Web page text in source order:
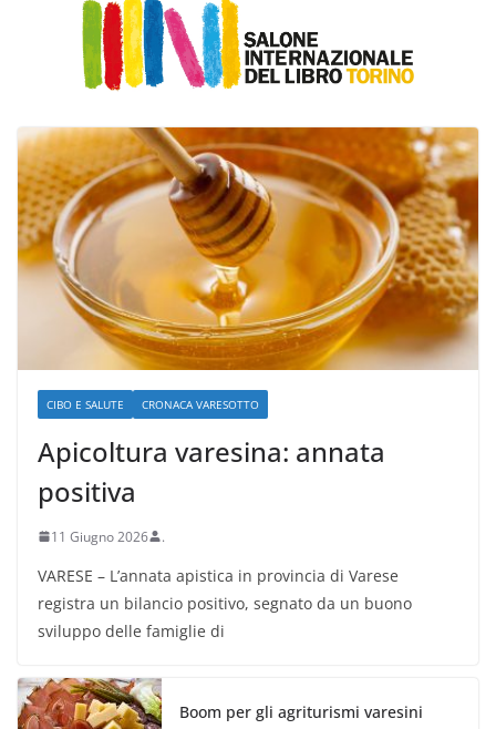
CIBO E SALUTE CRONACA VARESOTTO
Apicoltura varesina: annata
positiva
11 Giugno 2026 .
VARESE – L’annata apistica in provincia di Varese
registra un bilancio positivo, segnato da un buono
sviluppo delle famiglie di
Boom per gli agriturismi varesini